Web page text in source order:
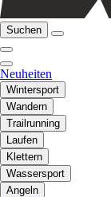
Suchen
Neuheiten
Wintersport
Wandern
Trailrunning
Laufen
Klettern
Wassersport
Angeln